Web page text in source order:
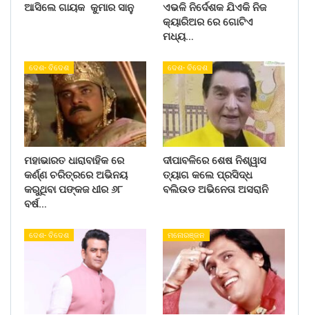
ଆସିଲେ ଗାୟକ କୁମାର ସାନୁ
ଏଭଳି ନିର୍ଦେଶକ ଯିଏକି ନିଜ
କ୍ୟାରିଅର ରେ ଗୋଟିଏ
ମଧ୍ୟ…
ଦେଶ- ବିଦେଶ
ମହାଭାରତ ଧାରାବାହିକ ରେ
କର୍ଣ୍ଣ ଚରିତ୍ରରେ ଅଭିନୟ
କରୁଥିବା ପଙ୍କଜ ଧୀର ୬୮
ବର୍ଷ…
ଦେଶ- ବିଦେଶ
ଦୀପାବଳିରେ ଶେଷ ନିଶ୍ୱାସ
ତ୍ୟାଗ କଲେ ପ୍ରସିଦ୍ଧ
ବଲିଉଡ ଅଭିନେତା ଅସରାନି
ଦେଶ- ବିଦେଶ ମନୋରଞ୍ଜନ